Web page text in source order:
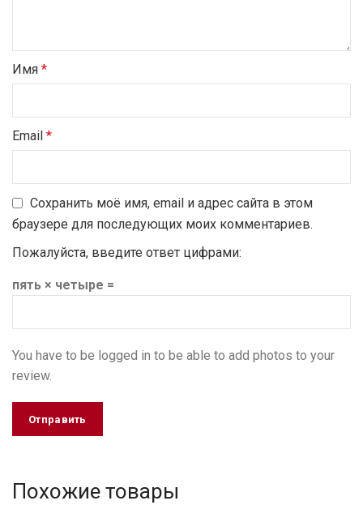
Имя *
Email *
Сохранить моё имя, email и адрес сайта в этом
браузере для последующих моих комментариев.
Пожалуйста, введите ответ цифрами:
пять × четыре =
You have to be logged in to be able to add photos to your
review.
Похожие товары